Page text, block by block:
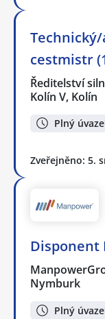
cestmistr
Ředitelství
Kolín V, Kolín
Plný
Zveřejněno: 5.
Disponent
Nymburk
Plný